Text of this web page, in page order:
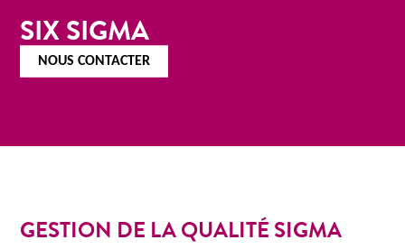
SIX SIGMA
NOUS CONTACTER
GESTION DE LA QUALITÉ SIGMA